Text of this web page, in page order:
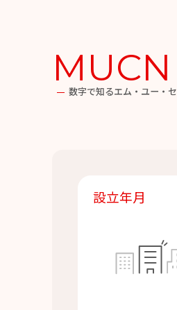
数字で知るエム・ユー・
設立年月